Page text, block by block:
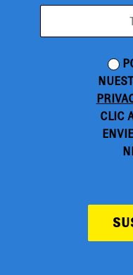
CLIC